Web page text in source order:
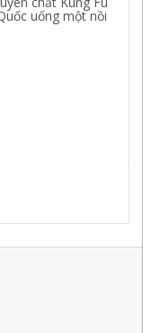
uống một nồi